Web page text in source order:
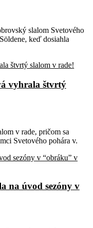
slalom Svetového
keď dosiahla
vyhrala štvrtý
v rade, pričom sa
Svetového pohára v.
na úvod sezóny v